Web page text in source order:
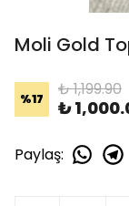
Moli Gold
%17 ₺ 1,199.90
₺
Paylaş: